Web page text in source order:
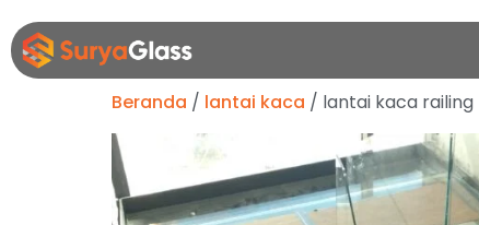
Beranda / lantai kaca / lantai kaca railing